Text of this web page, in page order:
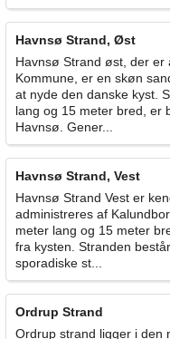
Havnsø Strand, Øst
Havnsø Strand øst, der er
Kommune, er en skøn
at nyde den danske kyst.
lang og 15 meter bred, er
Havnsø. Gener...
Havnsø Strand, Vest
Havnsø Strand Vest er
administreres af
meter lang og 15 meter
fra kysten. Stranden
sporadiske st...
Ordrup Strand
Ordrup strand ligger i den